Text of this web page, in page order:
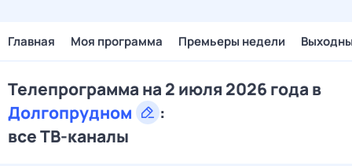
Главная Моя программа Премьеры недели
Телепрограмма на 2 июля 2026 года в
Долгопрудном
:
все ТВ-каналы